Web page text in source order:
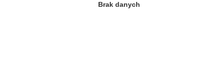
Brak danych